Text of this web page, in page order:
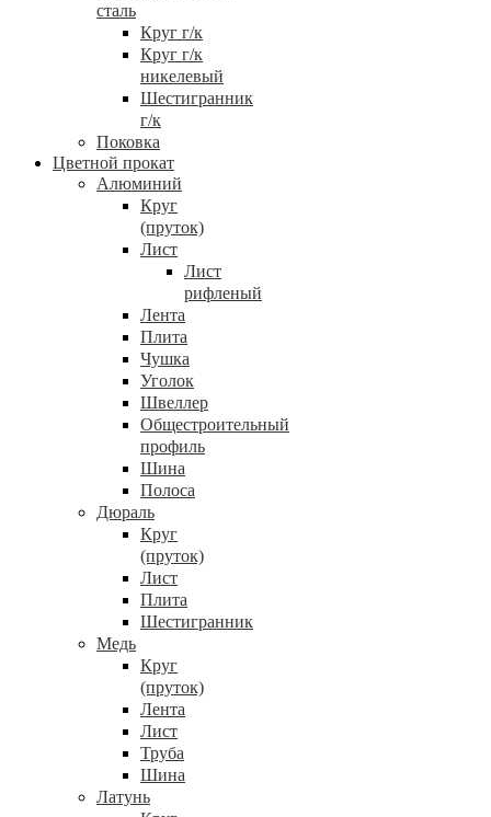
сталь
Круг г/к
Круг г/к
никелевый
Шестигранник
г/к
Поковка
Цветной прокат
Алюминий
Круг
(пруток)
Лист
Лист
рифленый
Лента
Плита
Чушка
Уголок
Швеллер
Общестроительный
профиль
Шина
Полоса
Дюраль
Круг
(пруток)
Лист
Плита
Шестигранник
Медь
Круг
(пруток)
Лента
Лист
Труба
Шина
Латунь